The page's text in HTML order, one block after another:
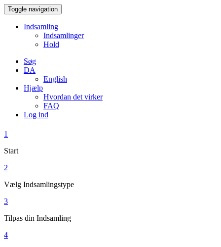
Toggle navigation
Indsamling
Indsamlinger
Hold
Søg
DA
English
Hjælp
Hvordan det virker
FAQ
Log ind
1
Start
2
Vælg Indsamlingstype
3
Tilpas din Indsamling
4